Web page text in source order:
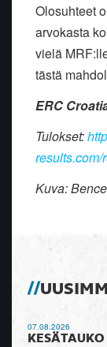
Olosuhteet
arvokasta
vielä
tästä
ERC
Tulokset:
Kuva:
07.08.2026